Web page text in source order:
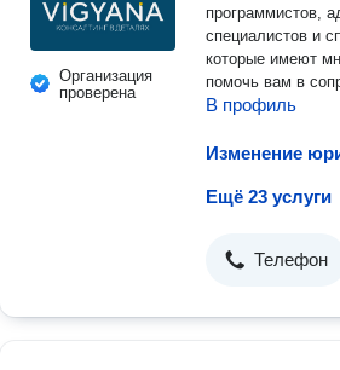
Организация
проверена
программистов,
специалистов и
которые имеют
помочь вам в
В профиль
Ещё 23 услуги
Телефон